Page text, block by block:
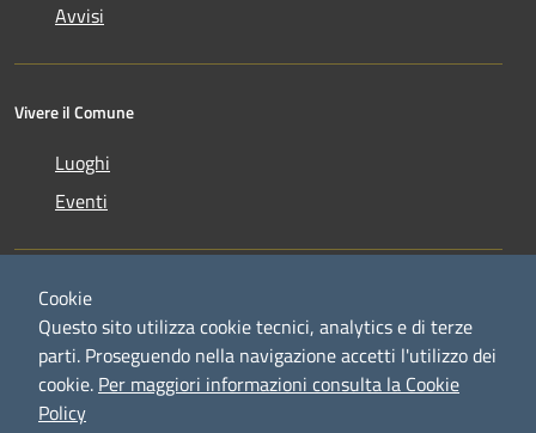
Avvisi
Vivere il Comune
Luoghi
Eventi
RSS
Accessibilità
Privacy
Copyright © 2026 • Comune di
Credaro • Powered by
Cookie
Questo sito utilizza cookie tecnici, analytics e di terze
parti. Proseguendo nella navigazione accetti l'utilizzo dei
cookie. Per maggiori informazioni consulta la Cookie
Policy